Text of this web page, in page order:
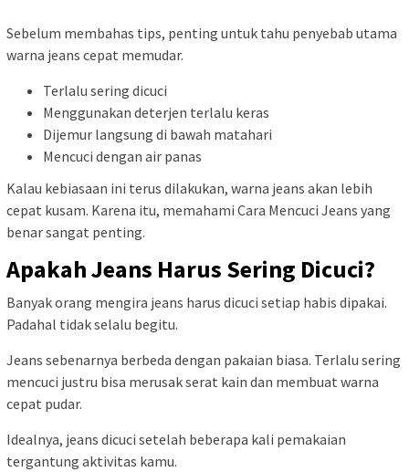
Sebelum membahas tips, penting untuk tahu penyebab utama
warna jeans cepat memudar.
Terlalu sering dicuci
Menggunakan deterjen terlalu keras
Dijemur langsung di bawah matahari
Mencuci dengan air panas
Kalau kebiasaan ini terus dilakukan, warna jeans akan lebih
cepat kusam. Karena itu, memahami Cara Mencuci Jeans yang
benar sangat penting.
Apakah Jeans Harus Sering Dicuci?
Banyak orang mengira jeans harus dicuci setiap habis dipakai.
Padahal tidak selalu begitu.
Jeans sebenarnya berbeda dengan pakaian biasa. Terlalu sering
mencuci justru bisa merusak serat kain dan membuat warna
cepat pudar.
Idealnya, jeans dicuci setelah beberapa kali pemakaian
tergantung aktivitas kamu.